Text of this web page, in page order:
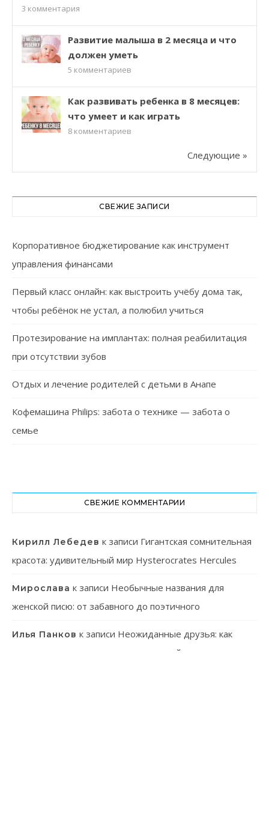
3 комментария
Развитие малыша в 2 месяца и что
должен уметь
5 комментариев
Как развивать ребенка в 8 месяцев:
что умеет и как играть
8 комментариев
Следующие »
СВЕЖИЕ ЗАПИСИ
Корпоративное бюджетирование как инструмент
управления финансами
Первый класс онлайн: как выстроить учёбу дома так,
чтобы ребёнок не устал, а полюбил учиться
Протезирование на имплантах: полная реабилитация
при отсутствии зубов
Отдых и лечение родителей с детьми в Анапе
Кофемашина Philips: забота о технике — забота о
семье
СВЕЖИЕ КОММЕНТАРИИ
Кирилл Лебедев к записи Гигантская сомнительная
красота: удивительный мир Hysterocrates Hercules
Мирослава к записи Необычные названия для
женской писю: от забавного до поэтичного
Илья Панков к записи Неожиданные друзья: как
человек использует паразитов в своей практике